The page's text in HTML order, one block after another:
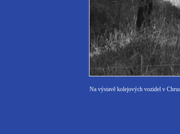
Na výstavě kolejových vozidel v